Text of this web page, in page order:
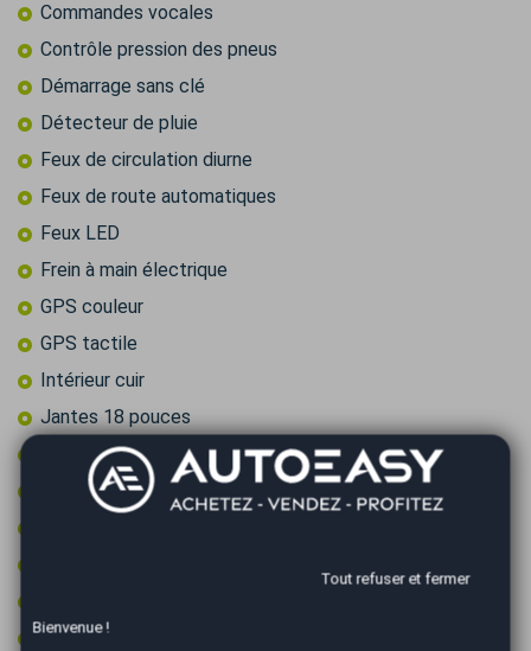
Commandes vocales
Contrôle pression des pneus
Démarrage sans clé
Détecteur de pluie
Feux de circulation diurne
Feux de route automatiques
Feux LED
Frein à main électrique
GPS couleur
GPS tactile
Intérieur cuir
Jantes 18 pouces
Jantes aluminium
Limiteur de vitesse
Pare-brise chauffant
Tout refuser et fermer
Bienvenue !